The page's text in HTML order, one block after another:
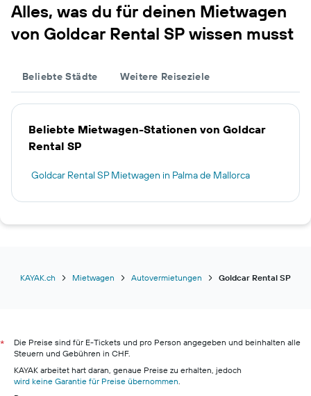
Alles, was du für deinen Mietwagen
von Goldcar Rental SP wissen musst
Beliebte Städte Weitere Reiseziele
Beliebte Mietwagen-Stationen von Goldcar
Rental SP
Goldcar Rental SP Mietwagen in Palma de Mallorca
KAYAK.ch Mietwagen Autovermietungen Goldcar Rental SP
*
Die Preise sind für E-Tickets und pro Person angegeben und beinhalten alle
Steuern und Gebühren in CHF.
KAYAK arbeitet hart daran, genaue Preise zu erhalten, jedoch
wird keine Garantie für Preise übernommen.